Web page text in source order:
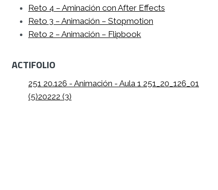
Reto 4 – Aminación con After Effects
Reto 3 – Animación – Stopmotion
Reto 2 – Animación – Flipbook
ACTIFOLIO
251 20.126 - Animación - Aula 1 251_20_126_01
(5)20222 (3)